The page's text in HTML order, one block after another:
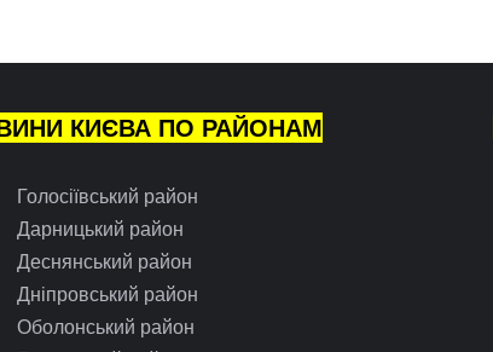
КИЄВА ПО РАЙОНАМ
Голосіївський район
Дарницький район
Деснянський район
Дніпровський район
Оболонський район